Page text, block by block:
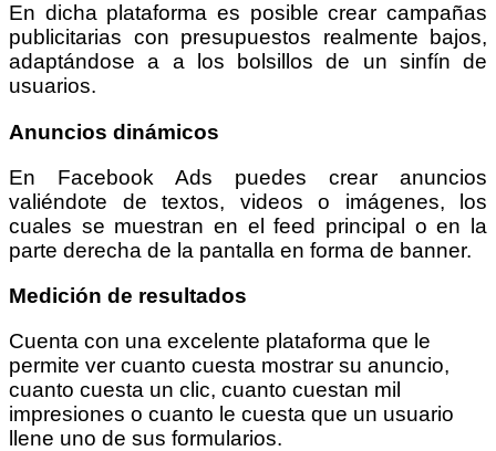
En dicha plataforma es posible crear campañas
publicitarias con presupuestos realmente bajos,
adaptándose a a los bolsillos de un sinfín de
usuarios.
Anuncios dinámicos
En Facebook Ads puedes crear anuncios
valiéndote de textos, videos o imágenes, los
cuales se muestran en el feed principal o en la
parte derecha de la pantalla en forma de banner.
Medición de resultados
Cuenta con una excelente plataforma que le
permite ver cuanto cuesta mostrar su anuncio,
cuanto cuesta un clic, cuanto cuestan mil
impresiones o cuanto le cuesta que un usuario
llene uno de sus formularios.